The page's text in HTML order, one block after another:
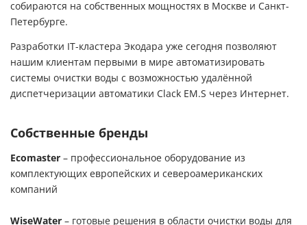
собираются на собственных мощностях в Москве и Санкт-
Петербурге.
Разработки IT-кластера Экодара уже сегодня позволяют
нашим клиентам первыми в мире автоматизировать
системы очистки воды с возможностью удалённой
диспетчеризации автоматики Clack EM.S через Интернет.
Собственные бренды
Ecomaster – профессиональное оборудование из
комплектующих европейских и североамериканских
компаний
WiseWater – готовые решения в области очистки воды для